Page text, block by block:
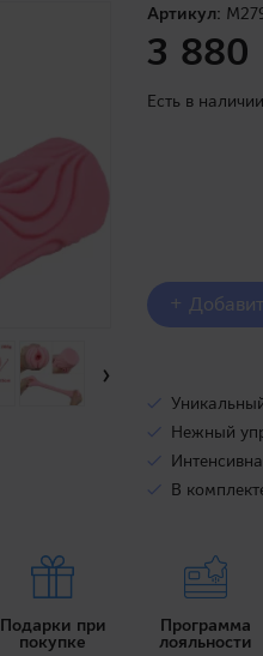
›
Артикул:
3 880
Есть в
+
Нежный
В
Подарки при
покупке
Программа
лояльности